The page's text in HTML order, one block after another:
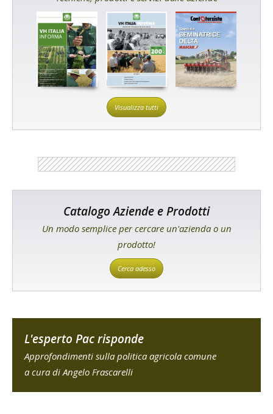
Visualizza tutti
Catalogo Aziende e Prodotti
Un modo semplice per cercare un'azienda o un
prodotto!
Cerca adesso
L'esperto Pac risponde
Approfondimenti sulla politica agricola comune
a cura di Angelo Frascarelli